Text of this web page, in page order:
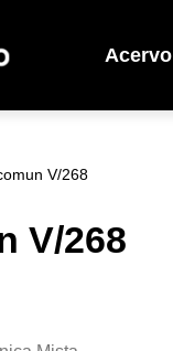
Acervo
V/268
V/268